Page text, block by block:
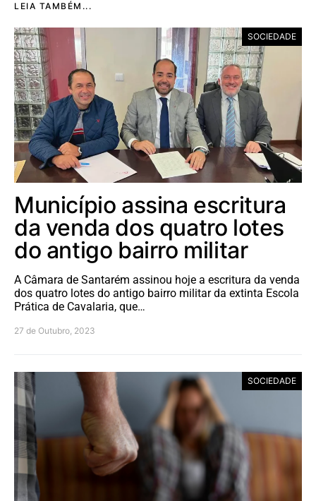
LEIA TAMBÉM...
SOCIEDADE
Município assina escritura
da venda dos quatro lotes
do antigo bairro militar
A Câmara de Santarém assinou hoje a escritura da venda
dos quatro lotes do antigo bairro militar da extinta Escola
Prática de Cavalaria, que…
27 de Outubro, 2023
SOCIEDADE